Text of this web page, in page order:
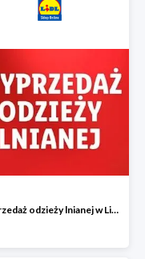
Wyprzedaż odzieży lnianej w Lidlu Online do -50%